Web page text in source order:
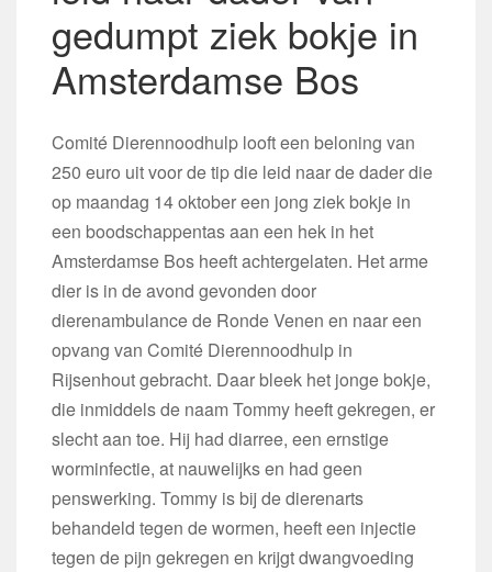
gedumpt ziek bokje in
Amsterdamse Bos
Comité Dierennoodhulp looft een beloning van
250 euro uit voor de tip die leid naar de dader die
op maandag 14 oktober een jong ziek bokje in
een boodschappentas aan een hek in het
Amsterdamse Bos heeft achtergelaten. Het arme
dier is in de avond gevonden door
dierenambulance de Ronde Venen en naar een
opvang van Comité Dierennoodhulp in
Rijsenhout gebracht. Daar bleek het jonge bokje,
die inmiddels de naam Tommy heeft gekregen, er
slecht aan toe. Hij had diarree, een ernstige
worminfectie, at nauwelijks en had geen
penswerking. Tommy is bij de dierenarts
behandeld tegen de wormen, heeft een injectie
tegen de pijn gekregen en krijgt dwangvoeding